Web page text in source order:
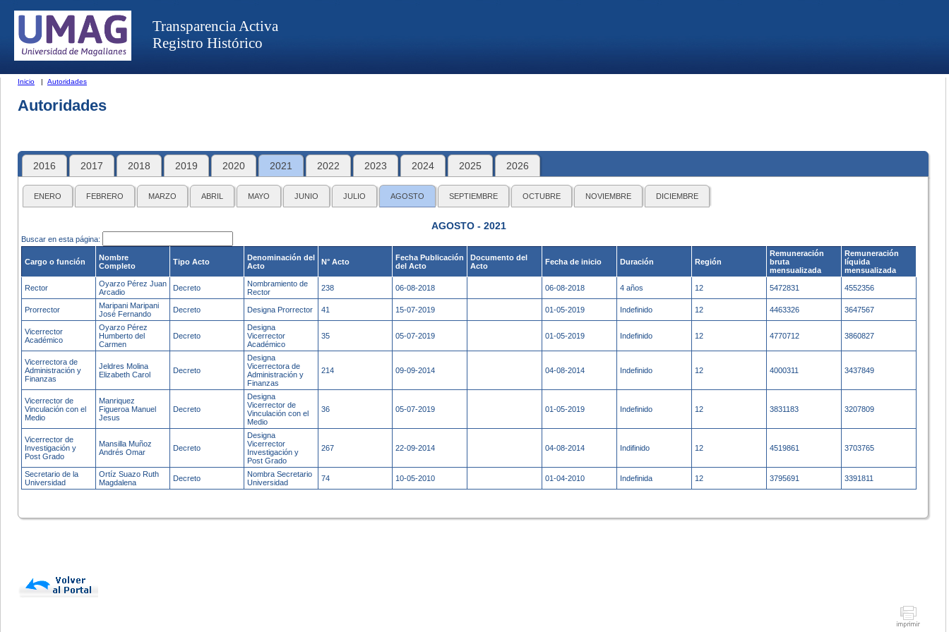
Transparencia Activa
Registro Histórico
Inicio | Autoridades
Autoridades
2016 2017 2018 2019 2020 2021 2022 2023 2024 2025 2026
ENERO FEBRERO MARZO ABRIL MAYO JUNIO JULIO AGOSTO SEPTIEMBRE OCTUBRE NOVIEMBRE DICIEMBRE
AGOSTO - 2021
Buscar en esta página:
Cargo o función
Nombre
Completo
Tipo Acto
Denominación del
Acto
N° Acto
Fecha Publicación
del Acto
Documento del
Acto
Fecha de inicio Duración Región
Remuneración
bruta
mensualizada
Remuneración
líquida
mensualizada
Rector
Oyarzo Pérez Juan
Arcadio
Decreto
Nombramiento de
Rector
238 06-08-2018 06-08-2018 4 años 12 5472831 4552356
Prorrector
Maripani Maripani
José Fernando
Decreto Designa Prorrector 41 15-07-2019 01-05-2019 Indefinido 12 4463326 3647567
Vicerrector
Académico
Oyarzo Pérez
Humberto del
Carmen
Decreto
Designa
Vicerrector
Académico
35 05-07-2019 01-05-2019 Indefinido 12 4770712 3860827
Vicerrectora de
Administración y
Finanzas
Jeldres Molina
Elizabeth Carol
Decreto
Designa
Vicerrectora de
Administración y
Finanzas
214 09-09-2014 04-08-2014 Indefinido 12 4000311 3437849
Vicerrector de
Vinculación con el
Medio
Manriquez
Figueroa Manuel
Jesus
Decreto
Designa
Vicerrector de
Vinculación con el
Medio
36 05-07-2019 01-05-2019 Indefinido 12 3831183 3207809
Vicerrector de
Investigación y
Post Grado
Mansilla Muñoz
Andrés Omar
Decreto
Designa
Vicerrector
Investigación y
Post Grado
267 22-09-2014 04-08-2014 Indifinido 12 4519861 3703765
Secretario de la
Universidad
Ortíz Suazo Ruth
Magdalena
Decreto
Nombra Secretario
Universidad
74 10-05-2010 01-04-2010 Indefinida 12 3795691 3391811